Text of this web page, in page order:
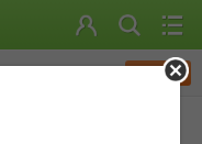
发帖
12岁！(很搞笑)